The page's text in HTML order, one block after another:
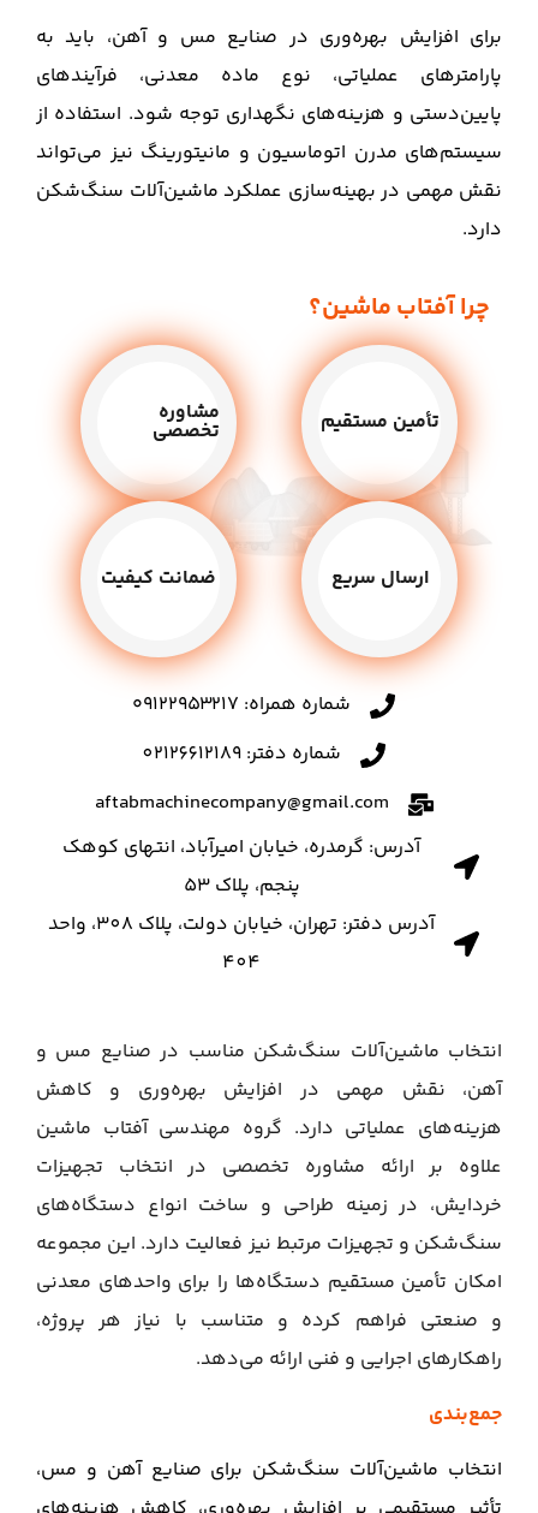
برای افزایش بهره‌وری در صنایع مس و آهن، باید به
پارامترهای عملیاتی، نوع ماده معدنی، فرآیندهای
پایین‌دستی و هزینه‌های نگهداری توجه شود. استفاده از
سیستم‌های مدرن اتوماسیون و مانیتورینگ نیز می‌تواند
نقش مهمی در بهینه‌سازی عملکرد ماشین‌آلات سنگ‌شکن
دارد.
چرا آفتاب ماشین؟
تأمین مستقیم مشاوره
تخصصی
ارسال سریع ضمانت کیفیت
شماره همراه: ۰۹۱۲۲۹۵۳۲۱۷
شماره دفتر: 02126612189
aftabmachinecompany@gmail.com
آدرس: گرمدره، خیابان امیرآباد، انتهای کوهک
پنجم، پلاک 53
آدرس دفتر: تهران، خیابان دولت، پلاک 308، واحد
404
انتخاب ماشین‌آلات سنگ‌شکن مناسب در صنایع مس و
آهن، نقش مهمی در افزایش بهره‌وری و کاهش
هزینه‌های عملیاتی دارد. گروه مهندسی آفتاب ماشین
علاوه بر ارائه مشاوره تخصصی در انتخاب تجهیزات
خردایش، در زمینه طراحی و ساخت انواع دستگاه‌های
سنگ‌شکن و تجهیزات مرتبط نیز فعالیت دارد. این مجموعه
امکان تأمین مستقیم دستگاه‌ها را برای واحدهای معدنی
و صنعتی فراهم کرده و متناسب با نیاز هر پروژه،
راهکارهای اجرایی و فنی ارائه می‌دهد.
جمع‌بندی
انتخاب ماشین‌آلات سنگ‌شکن برای صنایع آهن و مس،